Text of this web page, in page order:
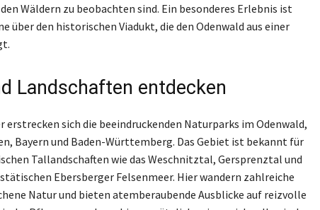
Wäldern zu beobachten sind. Ein besonderes Erlebnis ist
über den historischen Viadukt, die den Odenwald aus einer
Landschaften entdecken
erstrecken sich die beeindruckenden Naturparks im Odenwald,
Bayern und Baden-Württemberg. Das Gebiet ist bekannt für
Tallandschaften wie das Weschnitztal, Gersprenztal und
Ebersberger Felsenmeer. Hier wandern zahlreiche
Natur und bieten atemberaubende Ausblicke auf reizvolle